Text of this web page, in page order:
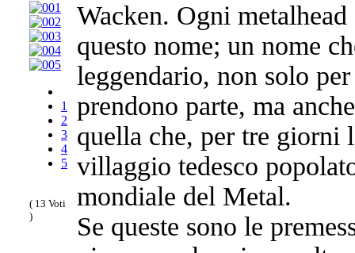
1
2
3
4
5
( 13 Voti
)
Wacken. Ogni
questo nome; un nome
leggendario, non solo
prendono parte, ma
quella che, per tre giorni
villaggio tedesco
mondiale del Metal.
Se queste sono le